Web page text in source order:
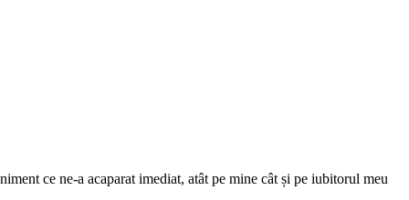
ce ne-a acaparat imediat, atât pe mine cât și pe iubitorul meu